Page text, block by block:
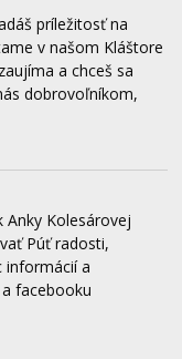
v našom Kláštore
a chceš sa
dobrovoľníkom,
Púť radosti,
informácií a
facebooku